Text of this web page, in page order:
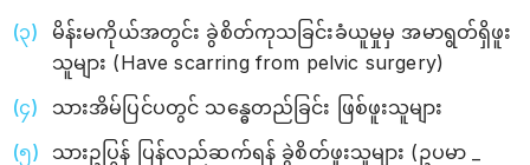
မိန်းမကိုယ်အတွင်း ခွဲစိတ်ကုသခြင်းခံယူမှုမှ အမာရွတ်ရှိဖူး
သူများ (Have scarring from pelvic surgery)
သားအိမ်ပြင်ပတွင် သန္ဓေတည်ခြင်း ဖြစ်ဖူးသူများ
သားဥပြွန် ပြန်လည်ဆက်ရန် ခွဲစိတ်ဖူးသူများ (ဥပမာ _